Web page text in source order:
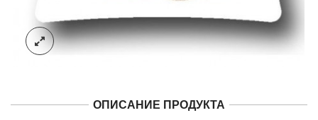
ОПИСАНИЕ ПРОДУКТА